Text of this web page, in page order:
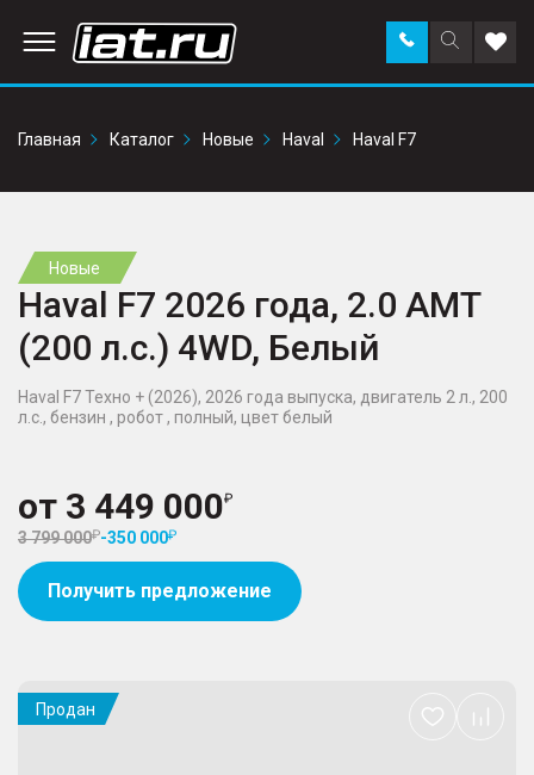
Поиск
по
Заказать
звонок в
Главная
Каталог Новые Haval Haval F7
Новые
Haval F7 2026 года, 2.0 AMT
(200 л.с.) 4WD, Белый
Haval F7 Техно + (2026), 2026 года выпуска, двигатель 2 л., 200
л.с., бензин , робот , полный, цвет белый
от 3 449 000
3 799 000 -350 000
Получить предложение
Продан
Добавить